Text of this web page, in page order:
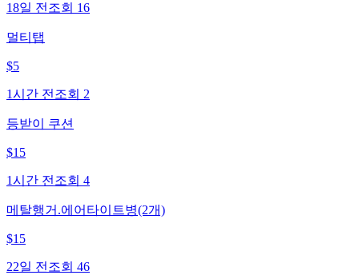
18일 전 조회 16
멀티탭
$5
1시간 전 조회 2
등받이 쿠션
$15
1시간 전 조회 4
메탈행거.에어타이트병(2개)
$15
22일 전 조회 46